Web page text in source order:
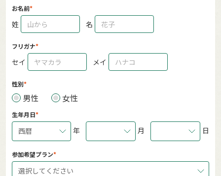
お名前
姓 名
フリガナ
セイ メイ
性別
男性 女性
生年月日
西暦 年 月 日
参加希望プラン
選択してください